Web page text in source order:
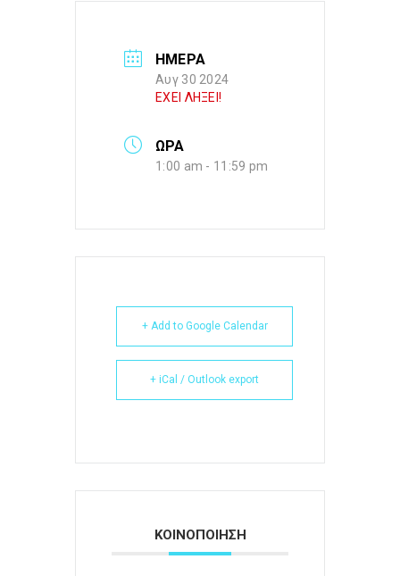
ΗΜΕΡΑ
Αυγ 30 2024
ΕΧΕΙ ΛΗΞΕΙ!
ΩΡΑ
1:00 am - 11:59 pm
+ Add to Google Calendar
+ iCal / Outlook export
ΚΟΙΝΟΠΟΙΗΣΗ